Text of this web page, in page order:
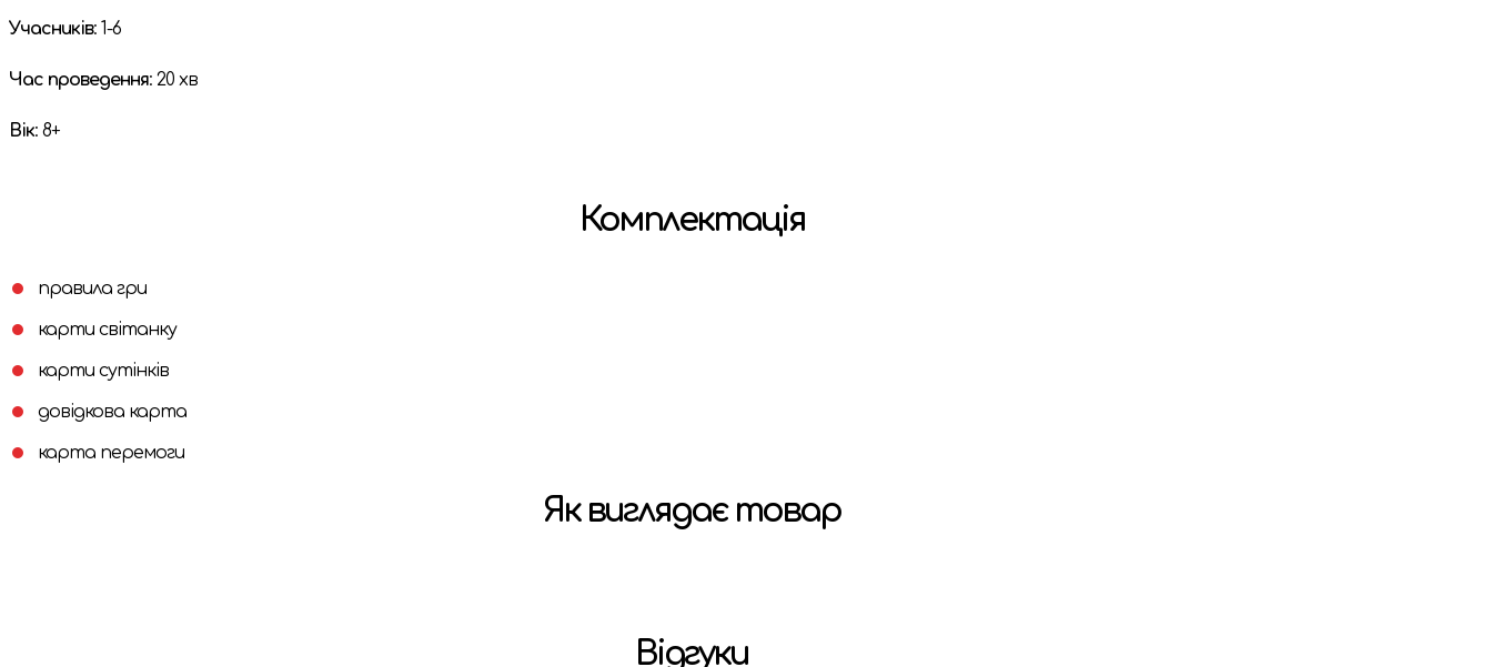
Учасників: 1-6
Час проведення: 20 хв
Вік: 8+
Комплектація
правила гри
карти світанку
карти сутінків
довідкова карта
карта перемоги
Як виглядає товар
Відгуки